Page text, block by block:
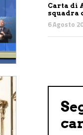
Carta di
squadra
6 Agosto